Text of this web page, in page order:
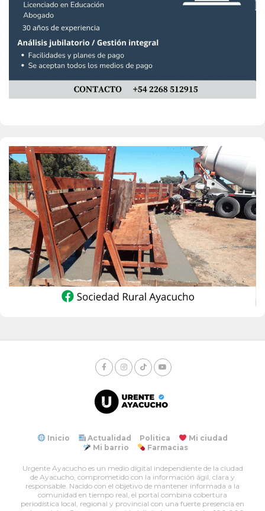
Inicio Actualidad Politica
Mi ciudad
Mi barrio
Farmacias
Urgente Ayacucho es un medio digital independiente de la ciudad
de Ayacucho, comprometido con la información ágil, clara y
responsable. Nacido con el objetivo de mantener informada a la
comunidad en tiempo real, el portal combina cobertura
periodística local, regional y provincial con una fuerte presencia en